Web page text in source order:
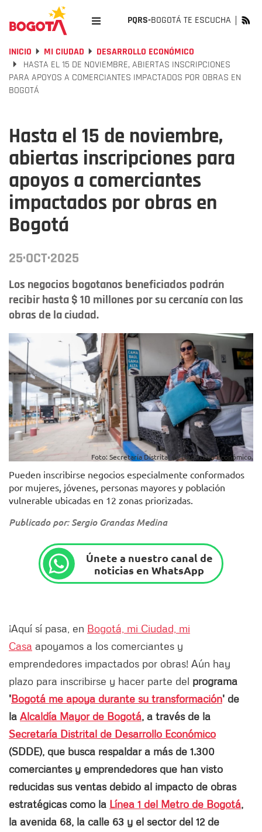
PQRS-BOGOTÁ TE ESCUCHA
INICIO MI CIUDAD
DESARROLLO ECONÓMICO
HASTA EL 15 DE NOVIEMBRE, ABIERTAS INSCRIPCIONES
PARA APOYOS A COMERCIANTES IMPACTADOS POR OBRAS EN
BOGOTÁ
Hasta el 15 de noviembre,
abiertas inscripciones para
apoyos a comerciantes
impactados por obras en
Bogotá
25·OCT·2025
Los negocios bogotanos beneficiados podrán
recibir hasta $ 10 millones por su cercanía con las
obras de la ciudad.
Foto: Secretaría Distrital de Desarrollo Económico.
Pueden inscribirse negocios especialmente conformados
por mujeres, jóvenes, personas mayores y población
vulnerable ubicadas en 12 zonas priorizadas.
Publicado por: Sergio Grandas Medina
Únete a nuestro canal de
noticias en WhatsApp
¡Aquí sí pasa, en Bogotá, mi Ciudad, mi
Casa apoyamos a los comerciantes y
emprendedores impactados por obras! Aún hay
plazo para inscribirse y hacer parte del programa
'Bogotá me apoya durante su transformación' de
la Alcaldía Mayor de Bogotá, a través de la
Secretaría Distrital de Desarrollo Económico
(SDDE), que busca respaldar a más de 1.300
comerciantes y emprendedores que han visto
reducidas sus ventas debido al impacto de obras
estratégicas como la Línea 1 del Metro de Bogotá,
la avenida 68, la calle 63 y el sector del 12 de